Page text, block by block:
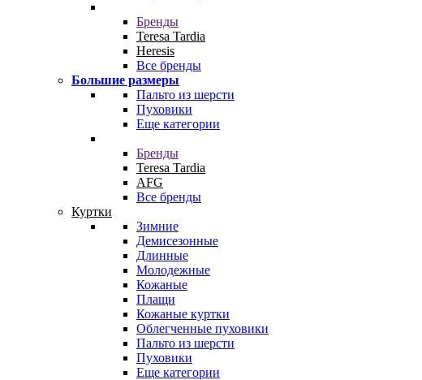
Бренды
Teresa Tardia
Heresis
Все бренды
Большие размеры
Пальто из шерсти
Пуховики
Еще категории
Бренды
Teresa Tardia
AFG
Все бренды
Куртки
Зимние
Демисезонные
Длинные
Молодежные
Кожаные
Плащи
Кожаные куртки
Облегченные пуховики
Пальто из шерсти
Пуховики
Еще категории